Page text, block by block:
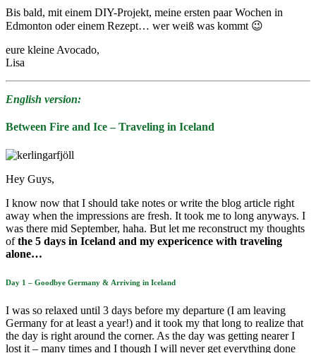
Bis bald, mit einem DIY-Projekt, meine ersten paar Wochen in
Edmonton oder einem Rezept… wer weiß was kommt 😉
eure kleine Avocado,
Lisa
English version:
Between Fire and Ice – Traveling in Iceland
Hey Guys,
I know now that I should take notes or write the blog article right
away when the impressions are fresh. It took me to long anyways. I
was there mid September, haha. But let me reconstruct my thoughts
ofthe 5 days in Iceland and my expericence with traveling
alone…
Day 1 – Goodbye Germany & Arriving in Iceland
I was so relaxed until 3 days before my departure (I am leaving
Germany for at least a year!) and it took my that long to realize that
the day is right around the corner. As the day was getting nearer I
lost it – many times and I though I will never get everything done